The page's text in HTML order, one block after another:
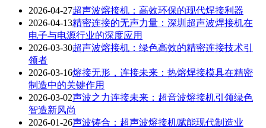
2026-04-27超声波熔接机：高效环保的现代焊接利器
2026-04-13精密连接的无声力量：深圳超声波焊接机在
电子与电源行业的深度应用
2026-03-30超声波熔接机：绿色高效的精密连接技术引
领者
2026-03-16熔接无形，连接未来：热熔焊接模具在精密
制造中的关键作用
2026-03-02声波之力连接未来：超音波熔接机引领绿色
智造新风尚
2026-01-26声波铸合：超声波熔接机赋能现代制造业